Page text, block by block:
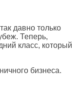
давно только
Теперь,
класс, который
бизнеса.